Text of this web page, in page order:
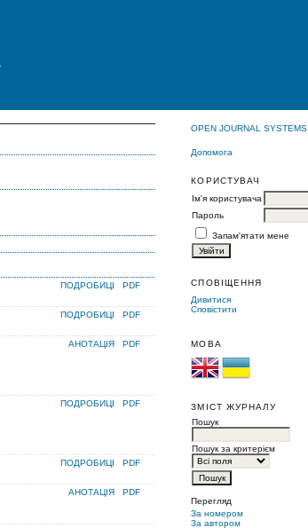
OPEN JOURNAL SYSTEMS
Допомога
КОРИСТУВАЧ
Ім'я користувача
Пароль
Запам'ятати мене
СПОВІЩЕННЯ
Дивитися
Сповістити
МОВА
ЗМІСТ ЖУРНАЛУ
Пошук
Пошук за критерієм
Перегляд
За номером
За автором
ПОДРОБИЦІ PDF
ПОДРОБИЦІ PDF
АНОТАЦІЯ PDF
ПОДРОБИЦІ PDF
ПОДРОБИЦІ PDF
АНОТАЦІЯ PDF